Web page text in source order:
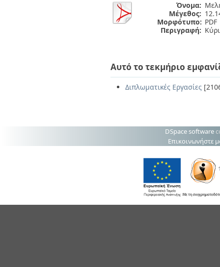
Όνομα:
Μέγεθος:
Μορφότυπο: PDF
Περιγραφή:
Αυτό το τεκμήριο
Διπλωματικές Εργασίες
DSpace software
Επικοινωνήστε